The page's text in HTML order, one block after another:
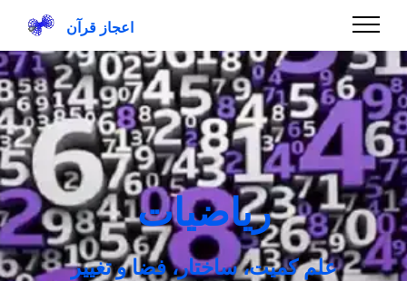
اعجاز قرآن
ریاضیات
علم کمیت، ساختار، فضا و تغییر